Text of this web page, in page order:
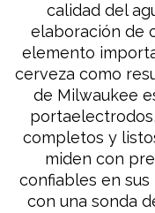
calidad del
elaboración de
elemento
cerveza como
de Milwaukee
completos y
miden con
confiables en
con una sonda